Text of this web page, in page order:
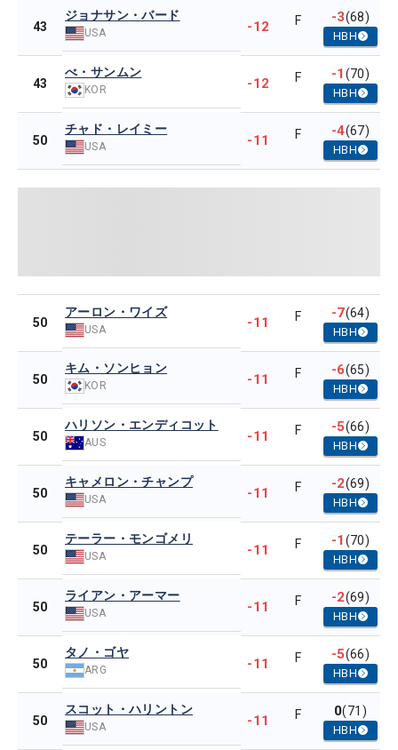
43
ジョナサン・バード
USA -12 F -3(68)
HBH
43
べ・サンムン
KOR -12 F -1(70)
HBH
50
チャド・レイミー
USA -11 F -4(67)
HBH
50
アーロン・ワイズ
USA -11 F -7(64)
HBH
50
キム・ソンヒョン
KOR -11 F -6(65)
HBH
50
ハリソン・エンディコット
AUS -11 F -5(66)
HBH
50
キャメロン・チャンプ
USA -11 F -2(69)
HBH
50
テーラー・モンゴメリ
USA -11 F -1(70)
HBH
50
ライアン・アーマー
USA -11 F -2(69)
HBH
50
タノ・ゴヤ
ARG -11 F -5(66)
HBH
50
スコット・ハリントン
USA -11 F 0(71)
HBH